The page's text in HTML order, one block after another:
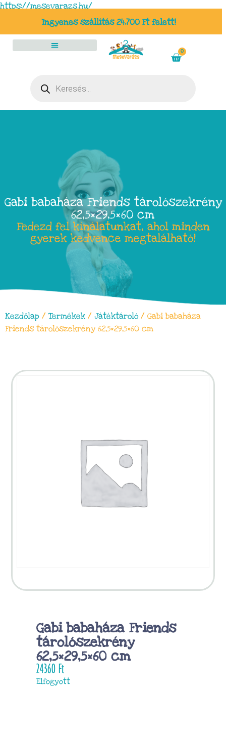
https://mesevarazs.hu/
Ingyenes szállítás 24.700 Ft felett!
0
Gabi babaháza Friends tárolószekrény
62,5×29,5×60 cm
Fedezd fel kínálatunkat, ahol minden
gyerek kedvence megtalálható!
Kezdőlap / Termékek / Játéktároló/ Gabi babaháza
Friends tárolószekrény 62,5×29,5×60 cm
Gabi babaháza Friends
tárolószekrény
62,5×29,5×60 cm
24360Ft
Elfogyott